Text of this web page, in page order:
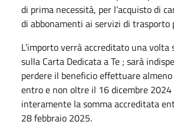
di prima necessità, per l’acquisto di
di abbonamenti ai servizi di trasporto
L’importo verrà accreditato una volta
sulla Carta Dedicata a Te ; sarà
perdere il beneficio effettuare
entro e non oltre il 16 dicembre
interamente la somma accreditata
28 febbraio 2025.